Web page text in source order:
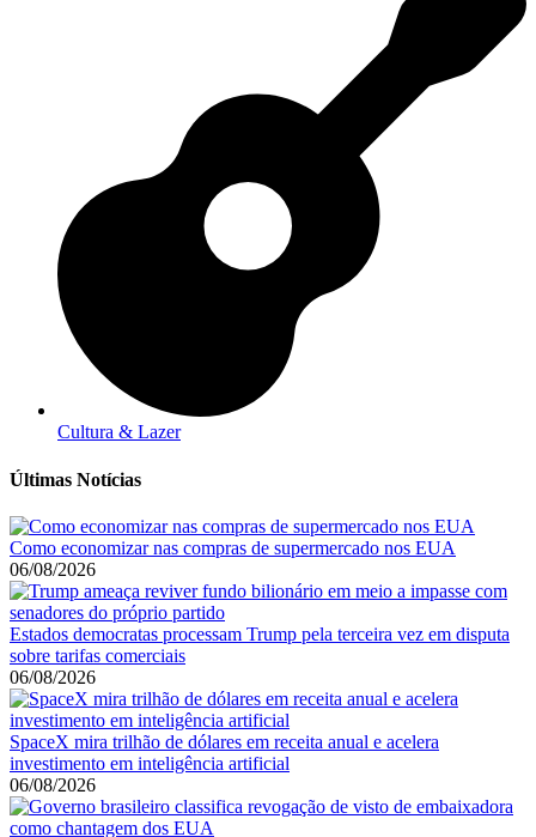
Cultura & Lazer
Últimas Notícias
Como economizar nas compras de supermercado nos EUA
06/08/2026
Estados democratas processam Trump pela terceira vez em disputa
sobre tarifas comerciais
06/08/2026
SpaceX mira trilhão de dólares em receita anual e acelera
investimento em inteligência artificial
06/08/2026